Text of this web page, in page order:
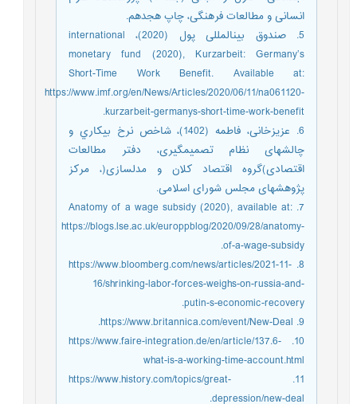
انسانی و مطالعات فرهنگی، چاپ هجدهم.
5. صندوق بین‏المللی پول (2020)، international
monetary fund (2020), Kurzarbeit: Germany’s
Short-Time Work Benefit. Available at:
https://www.imf.org/en/News/Articles/2020/06/11/na061120-
kurzarbeit-germanys-short-time-work-benefit.
6. عزیزخانی، فاطمه (1402)، شاخص نرخ بيكاري و
چالش‎های نظام تصمیم‎گیری، دفتر مطالعات
اقتصادی)گروه اقتصاد کلان و مدلسازی(، مرکز
پژوهش‏های مجلس شورای اسلامی.
7. Anatomy of a wage subsidy (2020), available at:
https://blogs.lse.ac.uk/europpblog/2020/09/28/anatomy-
of-a-wage-subsidy.
8. https://www.bloomberg.com/news/articles/2021-11-
16/shrinking-labor-forces-weighs-on-russia-and-
putin-s-economic-recovery.
9. https://www.britannica.com/event/New-Deal.
10. https://www.faire-integration.de/en/article/137.6-
what-is-a-working-time-account.html
11. https://www.history.com/topics/great-
depression/new-deal.